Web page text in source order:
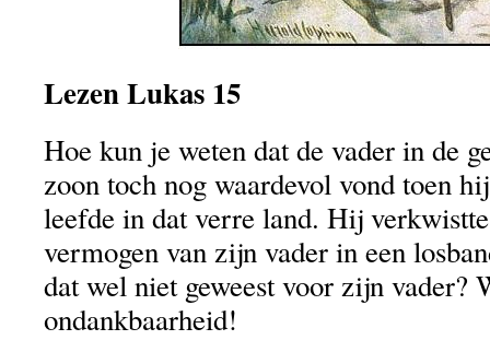
Lezen Lukas 15
Hoe kun je weten dat de vader in de
zoon toch nog waardevol vond toen
leefde in dat verre land. Hij
vermogen van zijn vader in een
dat wel niet geweest voor zijn vader?
ondankbaarheid!